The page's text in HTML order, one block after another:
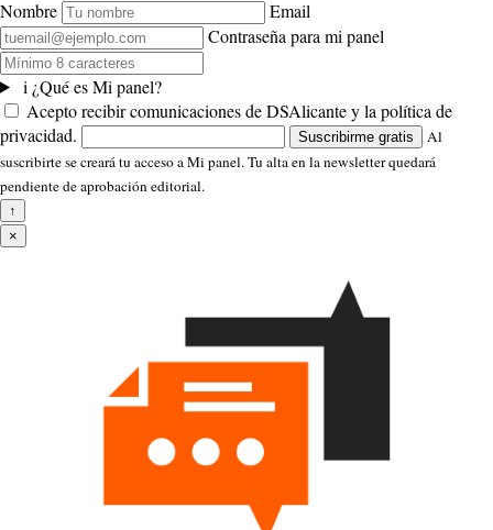
Nombre
Email
Contraseña para mi panel
i ¿Qué es Mi panel?
Acepto recibir comunicaciones de DSAlicante y la política de
privacidad.
Suscribirme gratis
Al
suscribirte se creará tu acceso a Mi panel. Tu alta en la newsletter quedará
pendiente de aprobación editorial.
↑
×